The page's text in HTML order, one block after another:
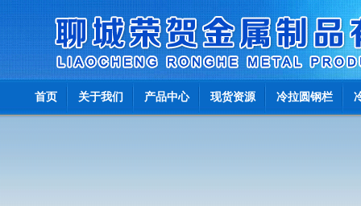
首页 关于我们 产品中心 现货资源 冷拉圆钢栏